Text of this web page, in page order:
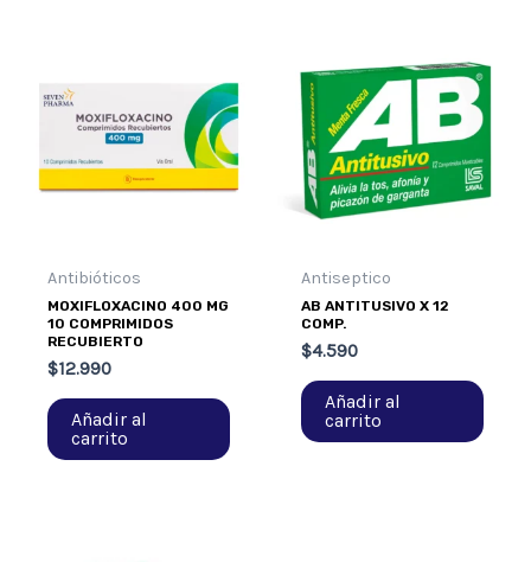
Antibióticos
MOXIFLOXACINO 400 MG
10 COMPRIMIDOS
RECUBIERTO
$12.990
Añadir al
carrito
Antiseptico
AB ANTITUSIVO X 12
COMP.
$4.590
Añadir al
carrito